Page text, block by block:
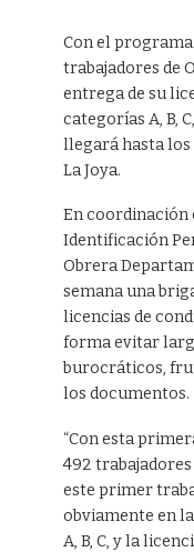
Con el programa
trabajadores de
entrega de su
categorías A, B,
llegará hasta
La Joya.
En coordinación
Identificación
Obrera
semana una
licencias de
forma evitar
burocráticos,
los documentos.
“Con esta
492 trabajadores
este primer
obviamente en
A, B, C, y la